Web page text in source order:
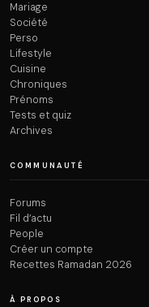
Mariage
Société
Perso
Lifestyle
Cuisine
Chroniques
Prénoms
Tests et quiz
Archives
COMMUNAUTÉ
Forums
Fil d’actu
People
Créer un compte
Recettes Ramadan 2026
À PROPOS